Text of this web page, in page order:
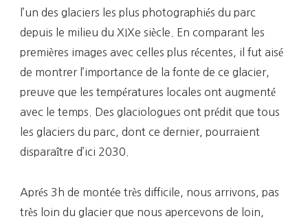
l’un des glaciers les plus photographiés du parc
depuis le milieu du XIXe siècle. En comparant les
premières images avec celles plus récentes, il fut aisé
de montrer l’importance de la fonte de ce glacier,
preuve que les températures locales ont augmenté
avec le temps. Des glaciologues ont prédit que tous
les glaciers du parc, dont ce dernier, pourraient
disparaître d’ici 2030.
Aprés 3h de montée très difficile, nous arrivons, pas
très loin du glacier que nous apercevons de loin,